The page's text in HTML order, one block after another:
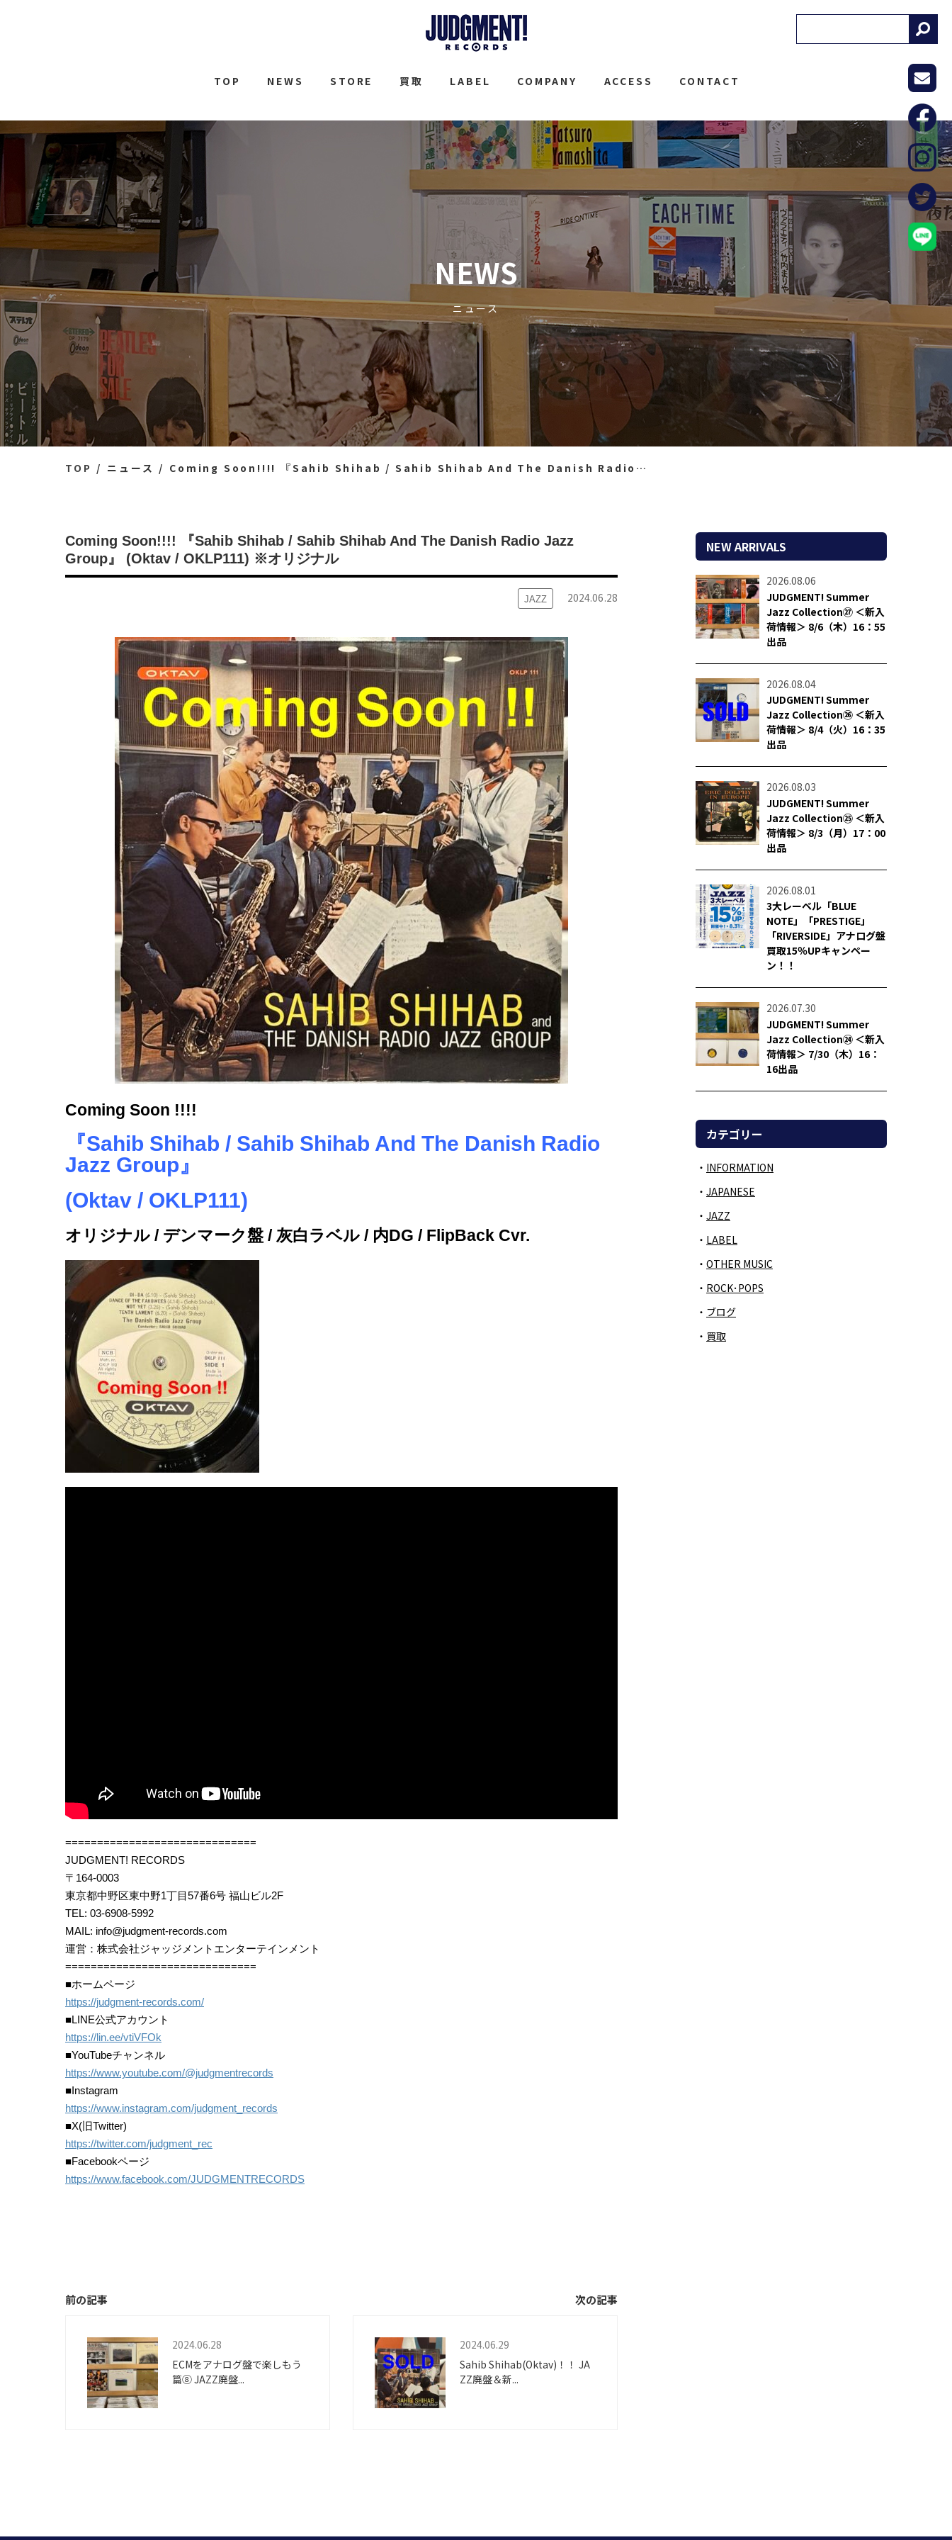
TOP NEWS STORE 買取 LABEL COMPANY ACCESS CONTACT
NEWS
ニュース
TOP ニュース Coming Soon!!!! 『Sahib Shihab / Sahib Shihab And The Danish Radio Jazz Group』 (Oktav / OKLP111) ※オリジナル
Coming Soon!!!! 『Sahib Shihab / Sahib Shihab And The Danish Radio Jazz
Group』 (Oktav / OKLP111) ※オリジナル
JAZZ 2024.06.28
Coming Soon !!!!
『Sahib Shihab / Sahib Shihab And The Danish Radio
Jazz Group』
(Oktav / OKLP111)
オリジナル / デンマーク盤 / 灰白ラベル / 内DG / FlipBack Cvr.
==============================
JUDGMENT! RECORDS
〒164-0003
東京都中野区東中野1丁目57番6号 福山ビル2F
TEL: 03-6908-5992
MAIL: info@judgment-records.com
運営：株式会社ジャッジメントエンターテインメント
==============================
■ホームページ
https://judgment-records.com/
■LINE公式アカウント
https://lin.ee/vtiVFOk
■YouTubeチャンネル
https://www.youtube.com/@judgmentrecords
■Instagram
https://www.instagram.com/judgment_records
■X(旧Twitter)
https://twitter.com/judgment_rec
■Facebookページ
https://www.facebook.com/JUDGMENTRECORDS
前の記事
2024.06.28
ECMをアナログ盤で楽しもう
篇⑧ JAZZ廃盤...
次の記事
2024.06.29
Sahib Shihab(Oktav)！！ JA
ZZ廃盤＆新...
NEW ARRIVALS
2026.08.06
JUDGMENT! Summer
Jazz Collection㉗ ＜新入
荷情報＞ 8/6（木）16：55
出品
2026.08.04
JUDGMENT! Summer
Jazz Collection㉖ ＜新入
荷情報＞ 8/4（火）16：35
出品
2026.08.03
JUDGMENT! Summer
Jazz Collection㉕ ＜新入
荷情報＞ 8/3（月）17：00
出品
2026.08.01
3大レーベル「BLUE
NOTE」「PRESTIGE」
「RIVERSIDE」アナログ盤
買取15％UPキャンペー
ン！！
2026.07.30
JUDGMENT! Summer
Jazz Collection㉔ ＜新入
荷情報＞ 7/30（木）16：
16出品
カテゴリー
INFORMATION
JAPANESE
JAZZ
LABEL
OTHER MUSIC
ROCK･POPS
ブログ
買取